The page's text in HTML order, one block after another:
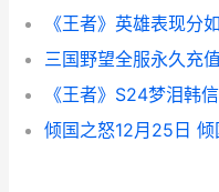
《王者》S24梦泪韩
倾国之怒12月25日